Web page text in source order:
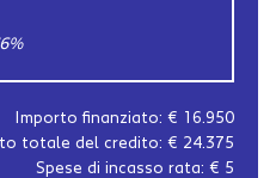
%
Importo finanziato: € 16.950
totale del credito: € 24.375
Spese di incasso rata: € 5